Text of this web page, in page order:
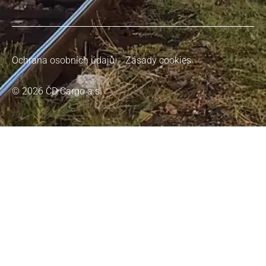
© 2026 ČD Cargo a.s.
Ochrana osobních údajů Zásady cookies